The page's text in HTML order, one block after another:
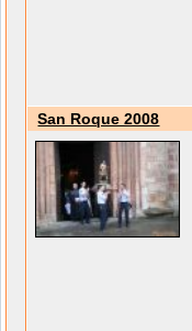
San Roque 2008